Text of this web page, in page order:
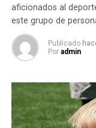
aficionados al
este grupo de
Publicado
Por admin